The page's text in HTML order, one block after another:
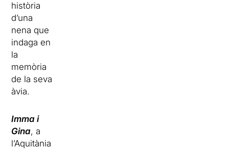
història
d’una
nena que
indaga en
la
memòria
de la seva
àvia.
Imma i
Gina, a
l’Aquitània